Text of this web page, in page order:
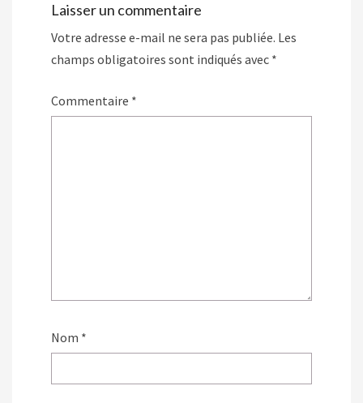
Laisser un commentaire
Votre adresse e-mail ne sera pas publiée. Les
champs obligatoires sont indiqués avec *
Commentaire *
Nom *